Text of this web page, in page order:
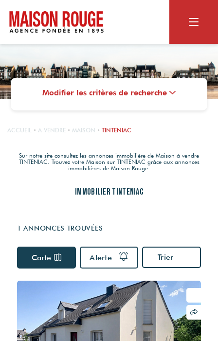
ACHETER
Appartement ou maison
Terrain
NOS SERVICES
Nos actualités
VOTRE FINANCEMENT
Simulateur de crédit
Estimation capacité d'endettement
Estimation des frais de notaire
VENDRE
Vendus par Maison Rouge
Estimation personnalisée
OUTILS DIGITAUX
DPE & DIAGNOSTICS
Assainissement
LE GROUPE
MAISON ROUGE
Qui sommes-nous ?
Nos partenaires
CONTACT
ESTIMER MON BIEN
RECRUTEMENT
Modifier les critères de recherche
ACCUEIL A VENDRE MAISON TINTENIAC
Sur notre site consultez les annonces immobilière de Maison à vendre
TINTENIAC. Trouvez votre Maison sur TINTENIAC grâce aux annonces
immobilières de Maison Rouge.
Immobilier TINTENIAC
1 ANNONCES TROUVÉES
Carte Alerte